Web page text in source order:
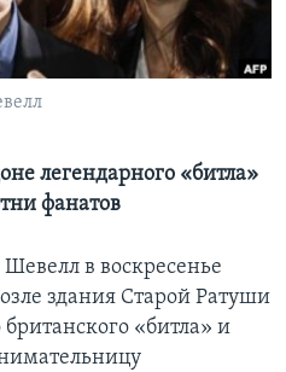
легендарного «битла»
фанатов
в воскресенье
здания Старой Ратуши
«битла» и